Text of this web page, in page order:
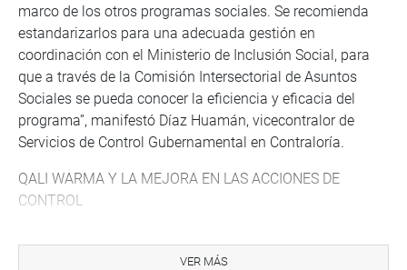
marco de los otros programas sociales. Se recomienda
estandarizarlos para una adecuada gestión en
coordinación con el Ministerio de Inclusión Social, para
que a través de la Comisión Intersectorial de Asuntos
Sociales se pueda conocer la eficiencia y eficacia del
programa”, manifestó Díaz Huamán, vicecontralor de
Servicios de Control Gubernamental en Contraloría.
QALI WARMA Y LA MEJORA EN LAS ACCIONES DE
CONTROL
funcionarios en mención también dieron a conocer las
VER MÁS